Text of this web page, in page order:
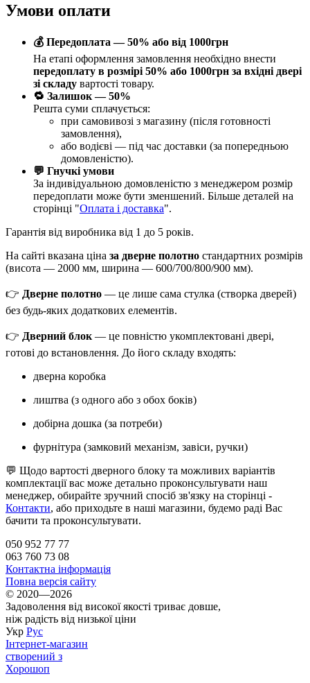
Умови оплати
💰 Передоплата — 50% або від 1000грн
На етапі оформлення замовлення необхідно внести
передоплату в розмірі 50% або 1000грн за вхідні двері
зі складу вартості товару.
🔁 Залишок — 50%
Решта суми сплачується:
при самовивозі з магазину (після готовності
замовлення),
або водієві — під час доставки (за попередньою
домовленістю).
💬 Гнучкі умови
За індивідуальною домовленістю з менеджером розмір
передоплати може бути зменшений. Більше деталей на
сторінці "Оплата і доставка".
Гарантія від виробника від 1 до 5 років.
На сайті вказана ціна за дверне полотно стандартних розмірів
(висота — 2000 мм, ширина — 600/700/800/900 мм).
👉 Дверне полотно — це лише сама стулка (створка дверей)
без будь-яких додаткових елементів.
👉 Дверний блок — це повністю укомплектовані двері,
готові до встановлення. До його складу входять:
дверна коробка
лиштва (з одного або з обох боків)
добірна дошка (за потреби)
фурнітура (замковий механізм, завіси, ручки)
💬 Щодо вартості дверного блоку та можливих варіантів
комплектації вас може детально проконсультувати наш
менеджер, обирайте зручний спосіб зв'язку на сторінці -
Контакти, або приходьте в наші магазини, будемо раді Вас
бачити та проконсультувати.
050 952 77 77
063 760 73 08
Контактна інформація
Повна версія сайту
© 2020—2026
Задоволення від високої якості триває довше,
ніж радість від низької ціни
Укр Рус
Інтернет-магазин
створений з
Хорошоп